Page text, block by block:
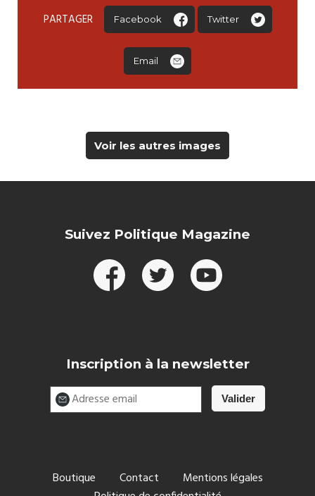
PARTAGER Facebook Twitter
Email
Voir les autres images
Suivez Politique Magazine
Inscription à la newsletter
Boutique Contact
Mentions légales